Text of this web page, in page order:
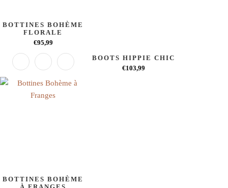
BOTTINES BOHÈME
FLORALE
€95,99
BOOTS HIPPIE CHIC
€103,99
BOTTINES BOHÈME